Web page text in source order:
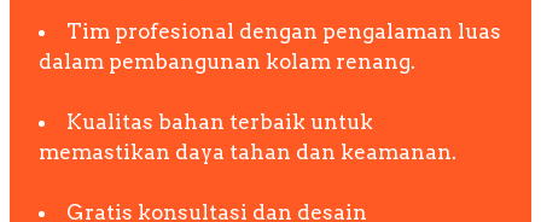
Tim profesional dengan pengalaman luas
dalam pembangunan kolam renang.
Kualitas bahan terbaik untuk
memastikan daya tahan dan keamanan.
Gratis konsultasi dan desain